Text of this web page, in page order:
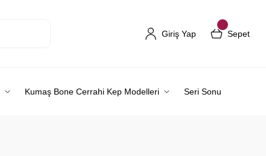
Giriş Yap Sepet
Kumaş Bone Cerrahi Kep Modelleri Seri Sonu